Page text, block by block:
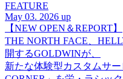
FEATURE
May 03. 2026 up
【NEW OPEN＆REPORT】
THE NORTH FACE、
開するGOLDWINが、
新たな体験型カスタムサ